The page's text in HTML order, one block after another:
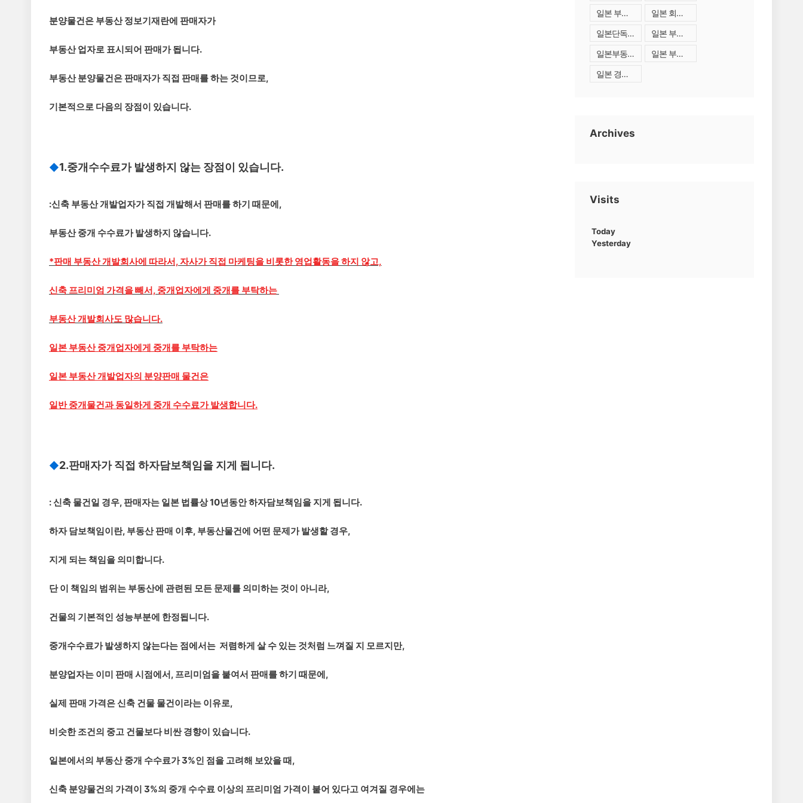
일본 부동산 가격
일본 회사설립
일본단독주택
일본 부동산 구매
일본부동산중개
일본 부동산 중개
일본 경영관리비자
Archives
Visits
Today
Yesterday
분양물건은 부동산 정보기재란에 판매자가
부동산 업자로 표시되어 판매가 됩니다.
부동산 분양물건은 판매자가 직접 판매를 하는 것이므로,
기본적으로 다음의 장점이 있습니다.
◆1.중개수수료가 발생하지 않는 장점이 있습니다.
:신축 부동산 개발업자가 직접 개발해서 판매를 하기 때문에,
부동산 중개 수수료가 발생하지 않습니다.
*판매 부동산 개발회사에 따라서, 자사가 직접 마케팅을 비롯한 영업활동을 하지 않고,
신축 프리미엄 가격을 빼서, 중개업자에게 중개를 부탁하는
부동산 개발회사도 많습니다.
일본 부동산 중개업자에게 중개를 부탁하는
일본 부동산 개발업자의 분양판매 물건은
일반 중개물건과 동일하게 중개 수수료가 발생합니다.
◆2.판매자가 직접 하자담보책임을 지게 됩니다.
: 신축 물건일 경우, 판매자는 일본 법률상 10년동안 하자담보책임을 지게 됩니다.
하자 담보책임이란, 부동산 판매 이후, 부동산물건에 어떤 문제가 발생할 경우,
지게 되는 책임을 의미합니다.
단 이 책임의 범위는 부동산에 관련된 모든 문제를 의미하는 것이 아니라,
건물의 기본적인 성능부분에 한정됩니다.
중개수수료가 발생하지 않는다는 점에서는 저렴하게 살 수 있는 것처럼 느껴질 지 모르지만,
분양업자는 이미 판매 시점에서, 프리미엄을 붙여서 판매를 하기 때문에,
실제 판매 가격은 신축 건물 물건이라는 이유로,
비슷한 조건의 중고 건물보다 비싼 경향이 있습니다.
일본에서의 부동산 중개 수수료가 3%인 점을 고려해 보았을 때,
신축 분양물건의 가격이 3%의 중개 수수료 이상의 프리미엄 가격이 붙어 있다고 여겨질 경우에는